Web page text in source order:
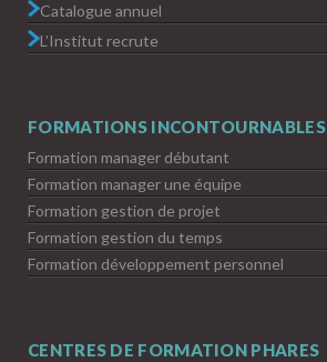
Catalogue annuel
L’Institut recrute
FORMATIONS INCONTOURNABLES
Formation manager débutant
Formation manager une équipe
Formation gestion de projet
Formation gestion du temps
Formation développement personnel
CENTRES DE FORMATION PHARES